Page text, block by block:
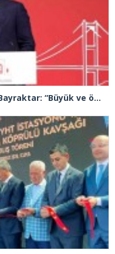
Baykar Yönetim Kurulu Başkanı Bayraktar: “Büyük ve önemli eserler konfor alanının dışında kalmaya razı olanlar tarafından gerçekleştirildi”